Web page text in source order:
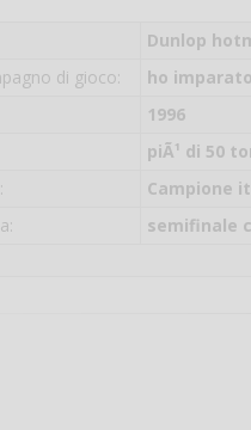
Dunlop
di gioco:
ho
1996
piÃ¹ di 50
Campione
semifinale